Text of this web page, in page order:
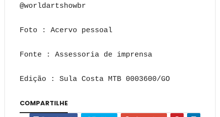
@worldartshowbr
Foto : Acervo pessoal
Fonte : Assessoria de imprensa
Edição : Sula Costa MTB 0003600/GO
COMPARTILHE